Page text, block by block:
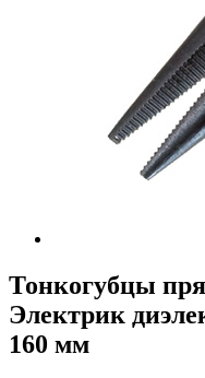
Тонкогубцы
Электрик
160 мм